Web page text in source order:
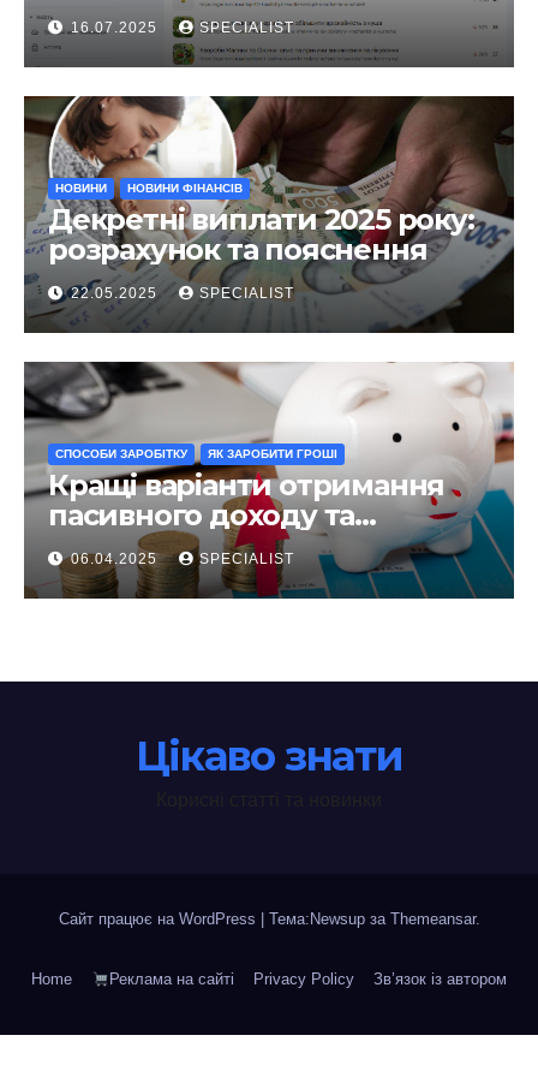
чого він?
16.07.2025 SPECIALIST
НОВИНИ НОВИНИ ФІНАНСІВ
Декретні виплати 2025 року:
розрахунок та пояснення
22.05.2025 SPECIALIST
СПОСОБИ ЗАРОБІТКУ ЯК ЗАРОБИТИ ГРОШІ
Кращі варіанти отримання
пасивного доходу та
інвестування у 2025 році
06.04.2025 SPECIALIST
Цікаво знати
Сайт працює на WordPress Тема:Newsup за Themeansar.
Home Реклама на сайті Privacy Policy Зв’язок із автором